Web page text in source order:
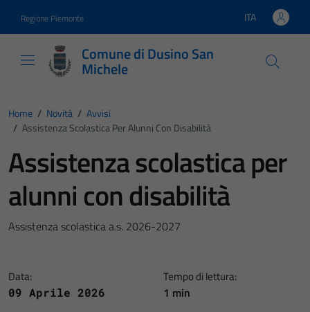
Regione Piemonte Lingua attiva:
ITA
Comune di Dusino San
Michele
Home / Novità / Avvisi
/ Assistenza Scolastica Per Alunni Con Disabilità
Assistenza scolastica per
alunni con disabilità
Assistenza scolastica a.s. 2026-2027
Data:
09 Aprile 2026
Tempo di lettura:
1 min